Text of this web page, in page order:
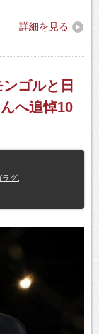
詳細を見る
ゴルと日
へ追悼10
ラグ